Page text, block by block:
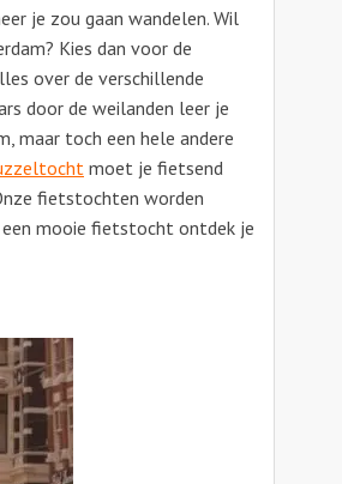
je zou gaan wandelen. Wil
Kies dan voor de
over de verschillende
door de weilanden leer je
maar toch een hele andere
moet je fietsend
fietstochten worden
een mooie fietstocht ontdek je